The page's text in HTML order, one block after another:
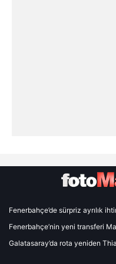
Fenerbahçe’de sürpriz ayrılık
Fenerbahçe’nin yeni transferi
Galatasaray’da rota yeniden